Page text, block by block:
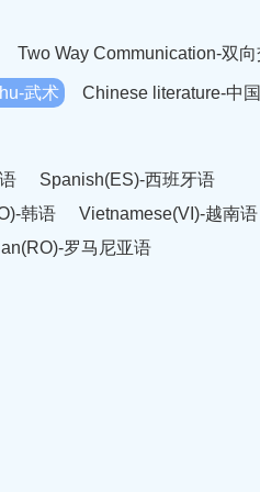
Two Way Communication-双
武术 Chinese literature-中
Spanish(ES)-西班牙语
韩语
Vietnamese(VI)-越南语
罗马尼亚语